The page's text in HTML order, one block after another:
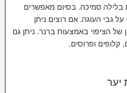
בלילה סמיכה. בסיום מאפשרים
על גבי העוגה. אם רוצים ניתן
הציפוי באמצעות ברנר. ניתן גם
קלופים ופרוסים.
יער